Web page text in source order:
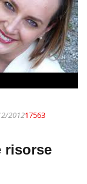
201217563
risorse